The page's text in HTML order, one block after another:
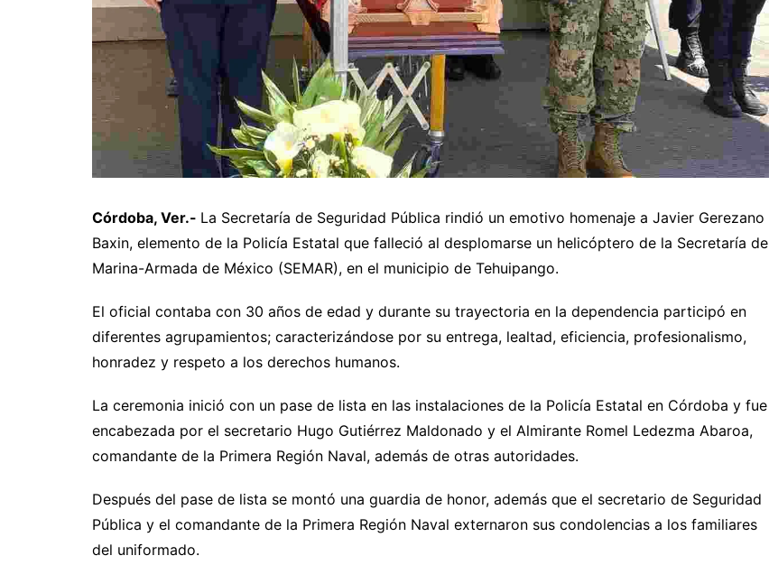
Córdoba, Ver.- La Secretaría de Seguridad Pública rindió un emotivo homenaje a Javier Gerezano
Baxin, elemento de la Policía Estatal que falleció al desplomarse un helicóptero de la Secretaría de
Marina-Armada de México (SEMAR), en el municipio de Tehuipango.
El oficial contaba con 30 años de edad y durante su trayectoria en la dependencia participó en
diferentes agrupamientos; caracterizándose por su entrega, lealtad, eficiencia, profesionalismo,
honradez y respeto a los derechos humanos.
La ceremonia inició con un pase de lista en las instalaciones de la Policía Estatal en Córdoba y fue
encabezada por el secretario Hugo Gutiérrez Maldonado y el Almirante Romel Ledezma Abaroa,
comandante de la Primera Región Naval, además de otras autoridades.
Después del pase de lista se montó una guardia de honor, además que el secretario de Seguridad
Pública y el comandante de la Primera Región Naval externaron sus condolencias a los familiares
del uniformado.